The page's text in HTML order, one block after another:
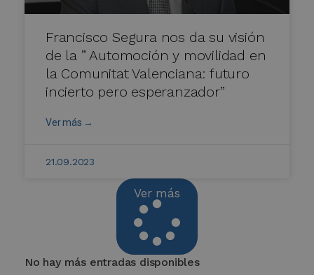
Francisco Segura nos da su visión
de la ” Automoción y movilidad en
la Comunitat Valenciana: futuro
incierto pero esperanzador”
Ver más →
21.09.2023
Ver más
No hay más entradas disponibles